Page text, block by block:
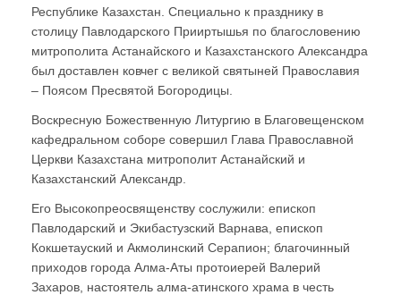
Республике Казахстан. Специально к празднику в
столицу Павлодарского Прииртышья по благословению
митрополита Астанайского и Казахстанского Александра
был доставлен ковчег с великой святыней Православия
– Поясом Пресвятой Богородицы.
Воскресную Божественную Литургию в Благовещенском
кафедральном соборе совершил Глава Православной
Церкви Казахстана митрополит Астанайский и
Казахстанский Александр.
Его Высокопреосвященству сослужили: епископ
Павлодарский и Экибастузский Варнава, епископ
Кокшетауский и Акмолинский Серапион; благочинный
приходов города Алма-Аты протоиерей Валерий
Захаров, настоятель алма-атинского храма в честь